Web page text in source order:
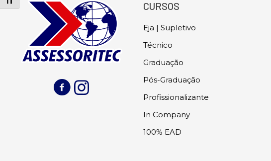
CURSOS
Eja | Supletivo
Técnico
Graduação
Pós-Graduação
Profissionalizante
In Company
100% EAD